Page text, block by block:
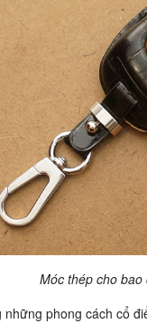
Móc thép cho bao
những phong cách cổ